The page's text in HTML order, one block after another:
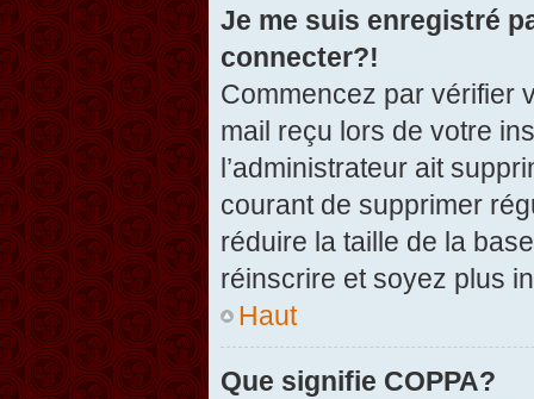
Je me suis enregistré
connecter?!
Commencez par vérifier
mail reçu lors de votre
l’administrateur ait
courant de supprimer
réduire la taille de la
réinscrire et soyez plus
Haut
Que signifie COPPA?